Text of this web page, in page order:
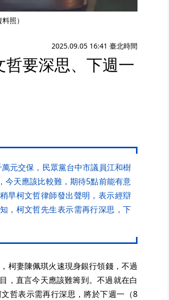
照）
2025.09.05 16:41 臺北時間
要深思、下週一
元交保，民眾黨台中市議員江和樹
今天應該比較難，期待5點前能有意
早柯文哲律師發出聲明，表示經辯
，柯文哲先生表示需再行深思，下
柯妻陳佩琪火速現身銀行領錢，不過
，直言今天應該難籌到。不過就在白
哲表示需再行深思，將於下週一（8